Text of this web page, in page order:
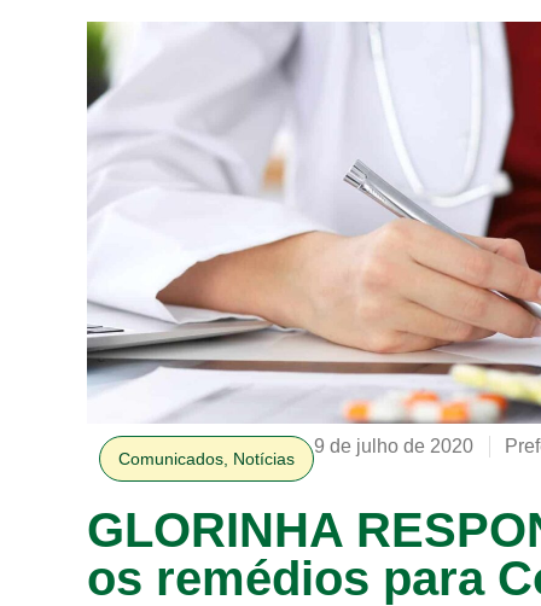
Comunicados Notícias
9 de julho de 2020
GLORINHA
os remédios para